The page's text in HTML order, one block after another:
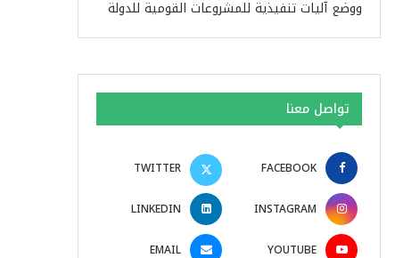
ووضع آليات تنفيذية للمشروعات القومية للدولة
تواصل معنا
FACEBOOK
TWITTER
INSTAGRAM
LINKEDIN
YOUTUBE
EMAIL